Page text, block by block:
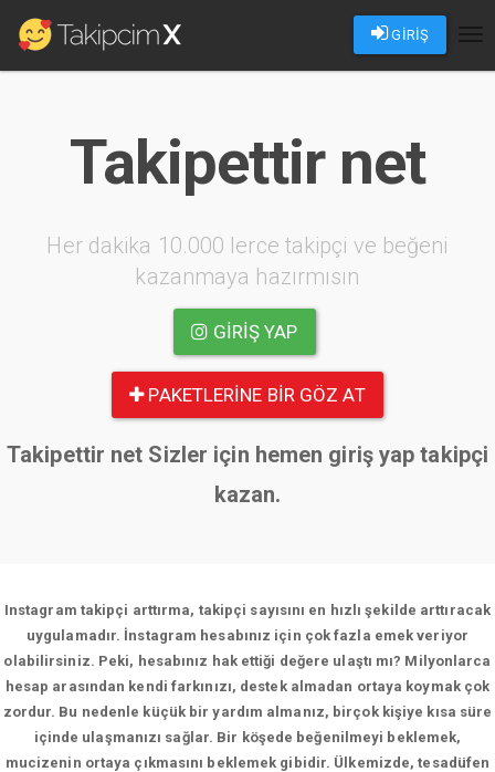
GİRİŞ
Takipettir net
Her dakika 10.000 lerce takipçi ve beğeni
kazanmaya hazırmısın
GIRIŞ YAP
PAKETLERINE BIR GÖZ AT
Takipettir net Sizler için hemen giriş yap takipçi
kazan.
Instagram takipçi arttırma, takipçi sayısını en hızlı şekilde arttıracak
uygulamadır. İnstagram hesabınız için çok fazla emek veriyor
olabilirsiniz. Peki, hesabınız hak ettiği değere ulaştı mı? Milyonlarca
hesap arasından kendi farkınızı, destek almadan ortaya koymak çok
zordur. Bu nedenle küçük bir yardım almanız, birçok kişiye kısa süre
içinde ulaşmanızı sağlar. Bir köşede beğenilmeyi beklemek,
mucizenin ortaya çıkmasını beklemek gibidir. Ülkemizde, tesadüfen